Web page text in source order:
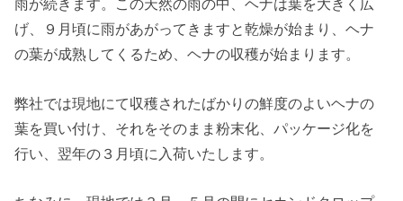
雨が続きます。この天然の雨の中、ヘナは葉を大きく広
げ、９月頃に雨があがってきますと乾燥が始まり、ヘナ
の葉が成熟してくるため、ヘナの収穫が始まります。
弊社では現地にて収穫されたばかりの鮮度のよいヘナの
葉を買い付け、それをそのまま粉末化、パッケージ化を
行い、翌年の３月頃に入荷いたします。